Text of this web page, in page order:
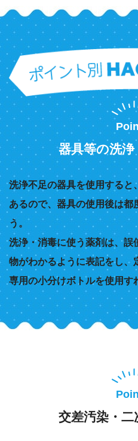
器具等の洗
洗浄不足の器具を使用すると
あるので、器具の使用後は都
う。
洗浄・消毒に使う薬剤は、誤
物がわかるように表記をし、
専用の小分けボトルを使用す
交差汚染・